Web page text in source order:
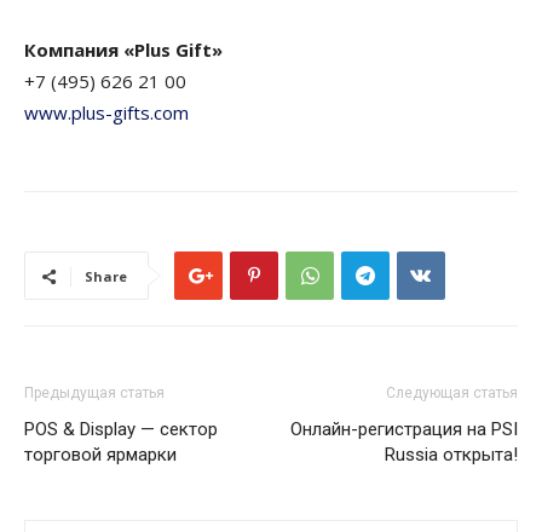
Компания «Plus Gift»
+7 (495) 626 21 00
www.plus-gifts.com
Share
Предыдущая статья
POS & Display — сектор
торговой ярмарки
Следующая статья
Онлайн-регистрация на PSI
Russia открыта!